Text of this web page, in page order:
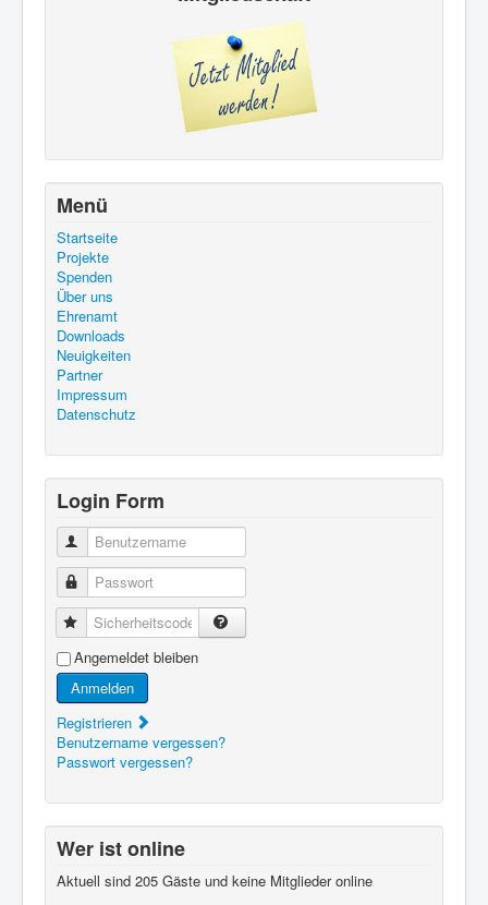
Menü
Startseite
Projekte
Spenden
Über uns
Ehrenamt
Downloads
Neuigkeiten
Partner
Impressum
Datenschutz
Login Form
Benutzername
Passwort
Sicherheitscode
Angemeldet bleiben
Anmelden
Registrieren
Benutzername vergessen?
Passwort vergessen?
Wer ist online
Aktuell sind 205 Gäste und keine Mitglieder online